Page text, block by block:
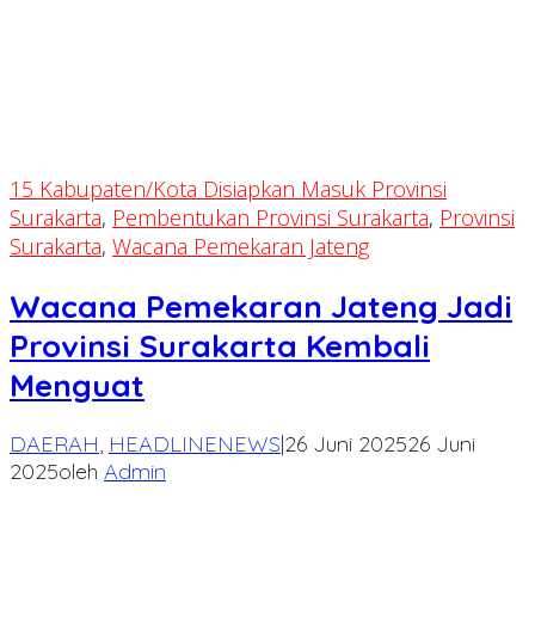
15 Kabupaten/Kota Disiapkan Masuk Provinsi
Surakarta, Pembentukan Provinsi Surakarta, Provinsi
Surakarta, Wacana Pemekaran Jateng
Wacana Pemekaran Jateng Jadi
Provinsi Surakarta Kembali
Menguat
DAERAH, HEADLINENEWS|26 Juni 202526 Juni
2025oleh Admin